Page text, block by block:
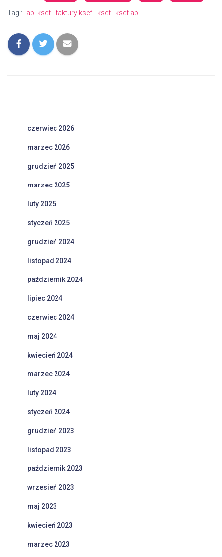
Tagi: api ksef faktury ksef ksef ksef api
czerwiec 2026
marzec 2026
grudzień 2025
marzec 2025
luty 2025
styczeń 2025
grudzień 2024
listopad 2024
październik 2024
lipiec 2024
czerwiec 2024
maj 2024
kwiecień 2024
marzec 2024
luty 2024
styczeń 2024
grudzień 2023
listopad 2023
październik 2023
wrzesień 2023
maj 2023
kwiecień 2023
marzec 2023